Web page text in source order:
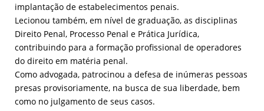
implantação de estabelecimentos penais.
Lecionou também, em nível de graduação, as disciplinas
Direito Penal, Processo Penal e Prática Jurídica,
contribuindo para a formação profissional de operadores
do direito em matéria penal.
Como advogada, patrocinou a defesa de inúmeras pessoas
presas provisoriamente, na busca de sua liberdade, bem
como no julgamento de seus casos.